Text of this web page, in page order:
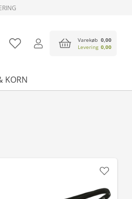
Varekøb 0,00
Levering 0,00
KORN